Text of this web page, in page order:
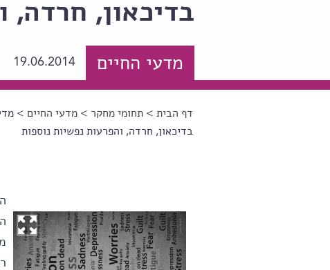
בדיכאון, חרדה,
מדעי החיים 19.06.2014
הינך נמצא כאן
דף הבית >תחומי מחקר >מדעי החיים >
בדיכאון, חרדה, והפרעות נפשיות נוספות